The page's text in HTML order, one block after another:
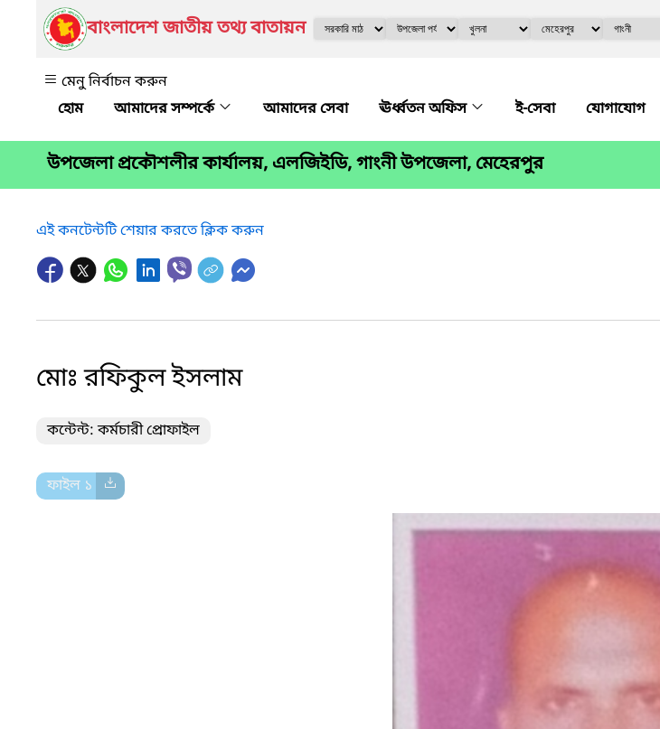
বাংলাদেশ জাতীয় তথ্য বাতায়ন
মেনু নির্বাচন করুন
আমাদের সম্পর্কে
আমাদের সেবা ঊর্ধ্বতন অফিস ই-সেবা যোগাযোগ
উপজেলা প্রকৌশলীর কার্যালয়, এলজিইডি, গাংনী উপজেলা, মেহেরপুর
এই কনটেন্টটি শেয়ার করতে ক্লিক করুন
মোঃ রফিকুল ইসলাম
কন্টেন্ট: কর্মচারী প্রোফাইল
ফাইল ১